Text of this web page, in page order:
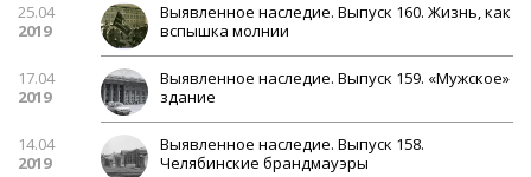
25.04
2019
Выявленное наследие. Выпуск 160. Жизнь, как
вспышка молнии
17.04
2019
Выявленное наследие. Выпуск 159. «Мужское»
здание
14.04
2019
Выявленное наследие. Выпуск 158.
Челябинские брандмауэры